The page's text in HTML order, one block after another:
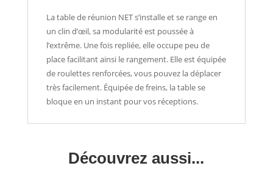
La table de réunion NET s’installe et se range en
un clin d’œil, sa modularité est poussée à
l’extrême. Une fois repliée, elle occupe peu de
place facilitant ainsi le rangement. Elle est équipée
de roulettes renforcées, vous pouvez la déplacer
très facilement. Équipée de freins, la table se
bloque en un instant pour vos réceptions.
Découvrez aussi...